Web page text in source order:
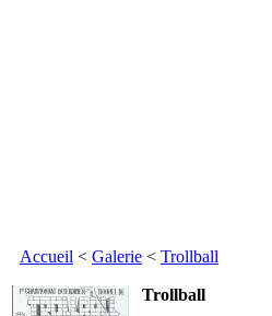
Accueil < Galerie < Trollball
Trollball